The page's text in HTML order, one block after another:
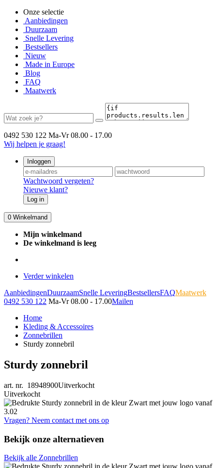
Onze selectie
Aanbiedingen
Duurzaam
Snelle Levering
Bestsellers
Nieuw
Made in Europe
Blog
FAQ
Maatwerk
0492 530 122 Ma-Vr 08.00 - 17.00
Wij helpen je graag!
Inloggen
Wachtwoord vergeten?
Nieuwe klant?
Log in
0 Winkelmand
Mijn winkelmand
De winkelmand is leeg
Verder winkelen
AanbiedingenDuurzaamSnelle LeveringBestsellersFAQMaatwerk
0492 530 122 Ma-Vr 08.00 - 17.00Mailen
Home
Kleding & Accessoires
Zonnebrillen
Sturdy zonnebril
Sturdy zonnebril
art. nr. 18948900Uitverkocht
Uitverkocht
Vragen? Neem contact met ons op
Bekijk onze alternatieven
Bekijk alle Zonnebrillen